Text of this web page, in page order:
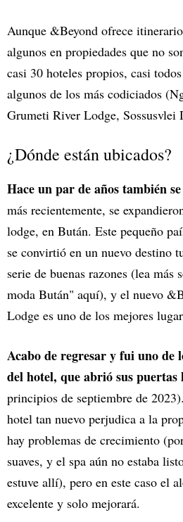
Aunque &Beyond ofrece
algunos en propiedades que no
casi 30 hoteles propios, casi
algunos de los más codiciados
Grumeti River Lodge, Sossusvlei
¿Dónde están ubicados?
Hace un par de años también
más recientemente, se
lodge, en Bután. Este pequeño
se convirtió en un nuevo destino
serie de buenas razones (lea más
moda Bután" aquí), y el nuevo
Lodge es uno de los mejores
Acabo de regresar y fui uno de
del hotel, que abrió sus puertas
principios de septiembre de
hotel tan nuevo perjudica a la
hay problemas de crecimiento
suaves, y el spa aún no estaba
estuve allí), pero en este caso el
excelente y solo mejorará.